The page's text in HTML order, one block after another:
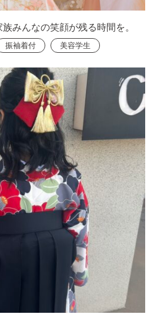
みんなの笑顔が残る時間を。
振袖着付 美容学生